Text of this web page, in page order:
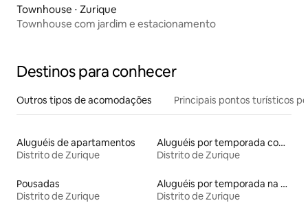
Townhouse ⋅ Zurique
Townhouse com jardim e estacionamento
Destinos para conhecer
Outros tipos de acomodações Principais pontos turísticos
Aluguéis de apartamentos
Distrito de Zurique
Aluguéis por temporada com sauna
Distrito de Zurique
Pousadas
Distrito de Zurique
Aluguéis por temporada na orla
Distrito de Zurique